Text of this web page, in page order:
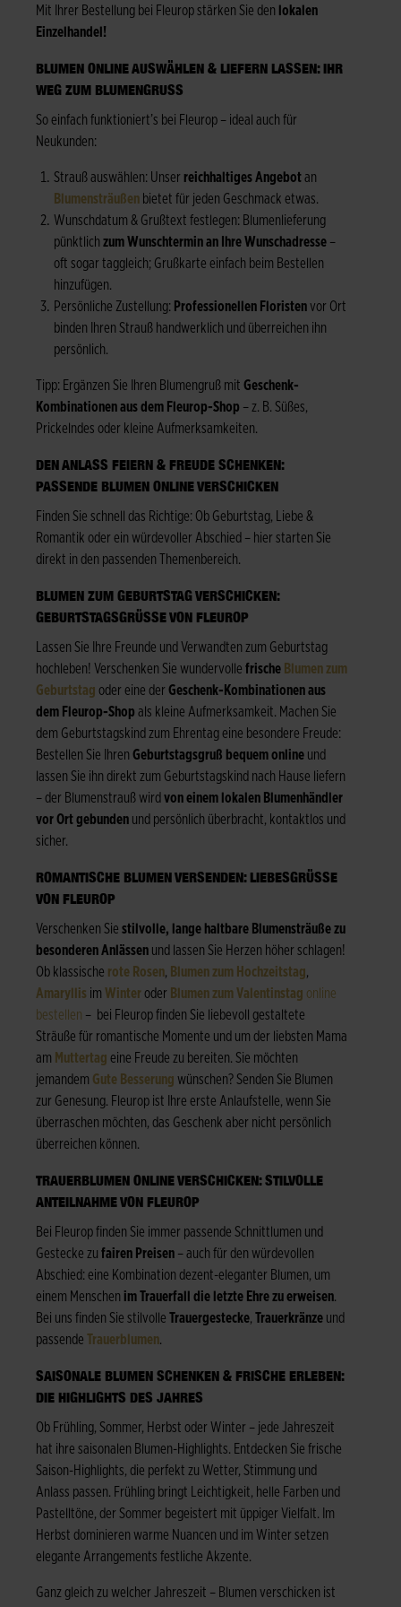
Mit Ihrer Bestellung bei Fleurop stärken Sie den lokalen
Einzelhandel!
BLUMEN ONLINE AUSWÄHLEN & LIEFERN LASSEN: IHR
WEG ZUM BLUMENGRUSS
So einfach funktioniert’s bei Fleurop – ideal auch für
Neukunden:
Strauß auswählen: Unser reichhaltiges Angebotan
Blumensträußen bietet für jeden Geschmack etwas.
Wunschdatum & Grußtext festlegen: Blumenlieferung
pünktlich zum Wunschtermin an Ihre Wunschadresse –
oft sogar taggleich; Grußkarte einfach beim Bestellen
hinzufügen.
Persönliche Zustellung: Professionellen Floristenvor Ort
binden Ihren Strauß handwerklich und überreichen ihn
persönlich.
Tipp: Ergänzen Sie Ihren Blumengruß mit Geschenk-
Kombinationen aus dem Fleurop-Shop – z. B. Süßes,
Prickelndes oder kleine Aufmerksamkeiten.
DEN ANLASS FEIERN & FREUDE SCHENKEN:
PASSENDE BLUMEN ONLINE VERSCHICKEN
Finden Sie schnell das Richtige: Ob Geburtstag, Liebe &
Romantik oder ein würdevoller Abschied – hier starten Sie
direkt in den passenden Themenbereich.
BLUMEN ZUM GEBURTSTAG VERSCHICKEN:
GEBURTSTAGSGRÜSSE VON FLEUROP
Lassen Sie Ihre Freunde und Verwandten zum Geburtstag
hochleben! Verschenken Sie wundervolle frische Blumen zum
Geburtstag oder eine der Geschenk-Kombinationen aus
dem Fleurop-Shop als kleine Aufmerksamkeit. Machen Sie
dem Geburtstagskind zum Ehrentag eine besondere Freude:
Bestellen Sie Ihren Geburtstagsgruß bequem online und
lassen Sie ihn direkt zum Geburtstagskind nach Hause liefern
– der Blumenstrauß wird von einem lokalen Blumenhändler
vor Ort gebunden und persönlich überbracht, kontaktlos und
sicher.
ROMANTISCHE BLUMEN VERSENDEN: LIEBESGRÜSSE V
ON FLEUROP
Verschenken Sie stilvolle, lange haltbare Blumensträuße zu
besonderen Anlässen und lassen Sie Herzen höher schlagen!
Ob klassische rote Rosen, Blumen zum Hochzeitstag,
Amaryllis im Winteroder Blumen zum Valentinstag online
bestellen – bei Fleurop finden Sie liebevoll gestaltete
Sträuße für romantische Momente und um der liebsten Mama
am Muttertag eine Freude zu bereiten. Sie möchten
jemandem Gute Besserung wünschen? Senden Sie Blumen
zur Genesung. Fleurop ist Ihre erste Anlaufstelle, wenn Sie
überraschen möchten, das Geschenk aber nicht persönlich
überreichen können.
TRAUERBLUMEN ONLINE VERSCHICKEN: STILVOLLE
ANTEILNAHME VON FLEUROP
Bei Fleurop finden Sie immer passende Schnittlumen und
Gestecke zu fairen Preisen – auch für den würdevollen
Abschied: eine Kombination dezent-eleganter Blumen, um
einem Menschen im Trauerfall die letzte Ehre zu erweisen.
Bei uns finden Sie stilvolle Trauergestecke, Trauerkränze und
passende Trauerblumen.
SAISONALE BLUMEN SCHENKEN & FRISCHE ERLEBEN:
DIE HIGHLIGHTS DES JAHRES
Ob Frühling, Sommer, Herbst oder Winter – jede Jahreszeit
hat ihre saisonalen Blumen-Highlights. Entdecken Sie frische
Saison-Highlights, die perfekt zu Wetter, Stimmung und
Anlass passen. Frühling bringt Leichtigkeit, helle Farben und
Pastelltöne, der Sommer begeistert mit üppiger Vielfalt. Im
Herbst dominieren warme Nuancen und im Winter setzen
elegante Arrangements festliche Akzente.
Ganz gleich zu welcher Jahreszeit – Blumen verschicken ist